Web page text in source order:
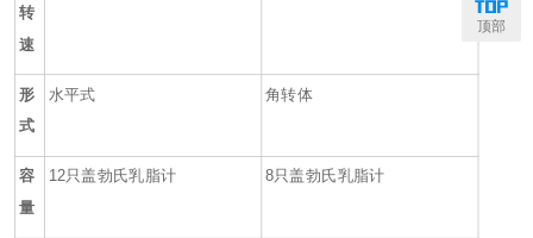
转
速
形
式
水平式 角转体
容
量
12只盖勃氏乳脂计 8只盖勃氏乳脂计
顶部